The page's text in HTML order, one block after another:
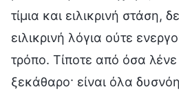
τίμια και ειλικρινή στάση,
ειλικρινή λόγια ούτε
τρόπο. Τίποτε από όσα
ξεκάθαρο· είναι όλα